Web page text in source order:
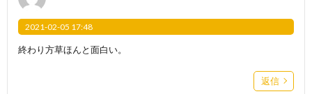
2021-02-05 17:48
終わり方草ほんと面白い。
返信